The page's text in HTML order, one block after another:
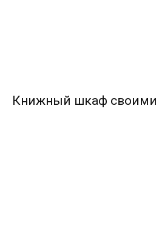
Книжный шкаф